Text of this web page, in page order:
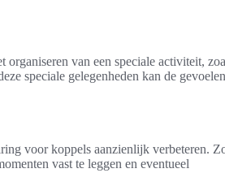
van een speciale activiteit,
speciale gelegenheden kan de
voor koppels aanzienlijk verbeteren.
vast te leggen en eventueel